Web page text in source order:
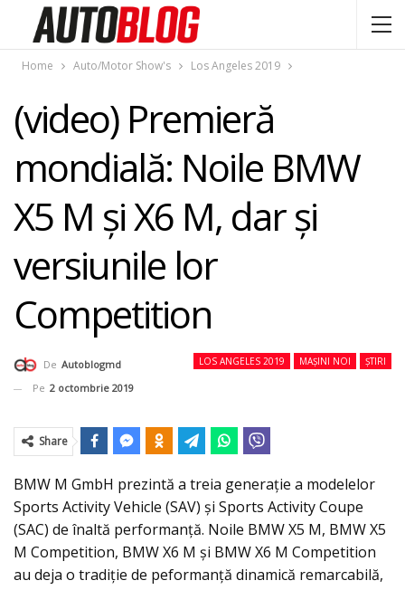
Home Auto/Motor Show's Los Angeles 2019
(video) Premieră
mondială: Noile BMW
X5 M şi X6 M, dar şi
versiunile lor
Competition
LOS ANGELES 2019 MAȘINI NOI ȘTIRI
De Autoblogmd
Pe 2 octombrie 2019
Share
BMW M GmbH prezintă a treia generaţie a modelelor
Sports Activity Vehicle (SAV) şi Sports Activity Coupe
(SAC) de înaltă performanţă. Noile BMW X5 M, BMW X5
M Competition, BMW X6 M şi BMW X6 M Competition
au deja o tradiţie de peformanţă dinamică remarcabilă,